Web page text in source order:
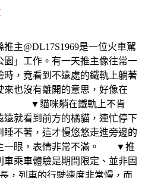
主@DL17S1969是一位火車駕
」工作。有一天推主像往常一
，竟看到不遠處的鐵軌上躺著
也沒有離開的意思，好像在
」 ▼貓咪躺在鐵軌上不肯
就看到前方的橘貓，連忙停下
不著，這才慢悠悠走進旁邊的
一眼，表情非常不滿。 ▼推
乘車體驗是期間限定、並非固
，列車的行駛速度非常慢，而